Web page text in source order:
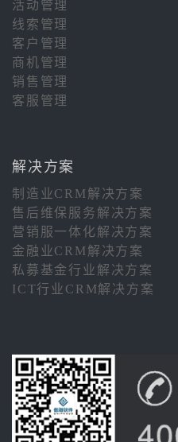
活动管理
线索管理
客户管理
商机管理
销售管理
客服管理
解决方案
制造业CRM解决方案
售后维保服务解决方案
营销服一体化解决方案
金融业CRM解决方案
私募基金行业解决方案
ICT行业CRM解决方案